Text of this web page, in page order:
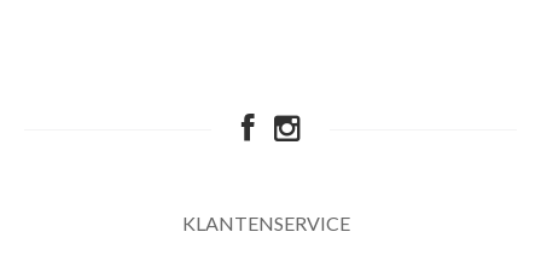
KLANTENSERVICE